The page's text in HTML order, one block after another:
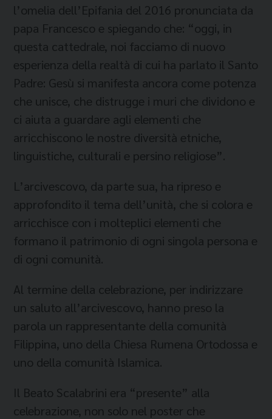
l’omelia dell’Epifania del 2016 pronunciata da
papa Francesco e spiegando che: “oggi, in
questa cattedrale, noi facciamo di nuovo
esperienza della realtà di cui ha parlato il Santo
Padre: Gesù si manifesta ancora come potenza
che unisce, che distrugge i muri che dividono e
ci aiuta a guardare agli elementi che
arricchiscono le nostre diversità etniche,
linguistiche, culturali e persino religiose”.
L’arcivescovo, da parte sua, ha ripreso e
approfondito il tema dell’unità, che si colora e
arricchisce con i molteplici elementi che
formano il patrimonio di ogni singola persona e
di ogni comunità.
Al termine della celebrazione, per indirizzare
un saluto all’arcivescovo, hanno preso la
parola un rappresentante della comunità
Filippina, uno della Chiesa Rumena Ortodossa e
uno della comunità Islamica.
Il Beato Scalabrini era “presente” alla
celebrazione, non solo nel poster che